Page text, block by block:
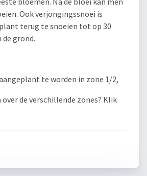
Ook verjongingssnoei is
terug te snoeien tot op 30
grond.
te worden in zone 1/2,
de verschillende zones? Klik